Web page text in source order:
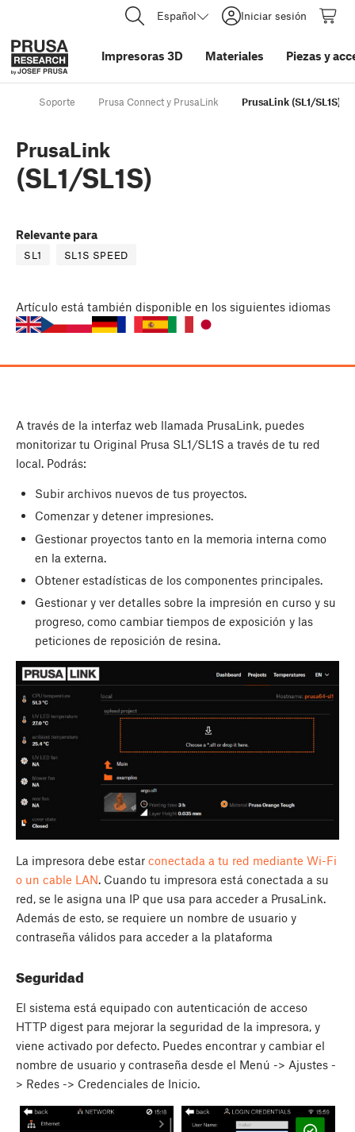
Español Iniciar sesión
Impresoras 3D Materiales Piezas y
Soporte Prusa Connect y PrusaLink PrusaLink (SL1/SL1S)
PrusaLink
(SL1/SL1S)
Relevante para
SL1 SL1S SPEED
Artículo está también disponible en los siguientes idiomas
A través de la interfaz web llamada PrusaLink, puedes
monitorizar tu Original Prusa SL1/SL1S a través de tu red
local. Podrás:
Subir archivos nuevos de tus proyectos.
Comenzar y detener impresiones.
Gestionar proyectos tanto en la memoria interna como
en la externa.
Obtener estadísticas de los componentes principales.
Gestionar y ver detalles sobre la impresión en curso y su
progreso, como cambiar tiempos de exposición y las
peticiones de reposición de resina.
La impresora debe estar conectada a tu red mediante Wi-Fi
o un cable LAN. Cuando tu impresora está conectada a su
red, se le asigna una IP que usa para acceder a PrusaLink.
Además de esto, se requiere un nombre de usuario y
contraseña válidos para acceder a la plataforma
Seguridad
El sistema está equipado con autenticación de acceso
HTTP digest para mejorar la seguridad de la impresora, y
viene activado por defecto. Puedes encontrar y cambiar el
nombre de usuario y contraseña desde el Menú -> Ajustes -
> Redes -> Credenciales de Inicio.